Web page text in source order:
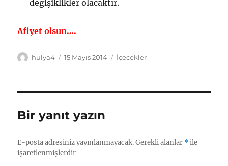
değişiklikler olacaktır.
Afiyet olsun….
Yazar
hulya4
Yayın
15 Mayıs 2014 Kategoriler
İçecekler
Bir yanıt yazın
E-posta adresiniz yayınlanmayacak. Gerekli alanlar *ile
işaretlenmişlerdir